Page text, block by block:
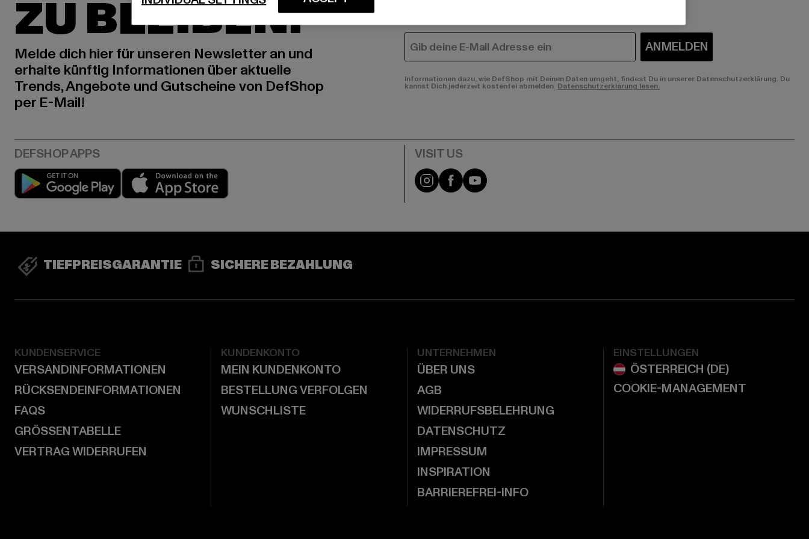
ZU BLEIBEN!
Melde dich hier für unseren Newsletter an und
erhalte künftig Informationen über aktuelle
Trends, Angebote und Gutscheine von DefShop
per E-Mail!
E-MAIL ANMELDEN
Informationen dazu, wie DefShop mit Deinen Daten umgeht, findest Du in unserer Datenschutzerklärung. Du
kannst Dich jederzeit kostenfei abmelden. Datenschutzerklärung lesen.
Play market Visit our Instagram page:
Visit our Facebook page:
Visit our YouTube channel:
TIEFPREISGARANTIE SICHERE BEZAHLUNG
KUNDENSERVICE
VERSANDINFORMATIONEN
RÜCKSENDEINFORMATIONEN
FAQS
GRÖSSENTABELLE
VERTRAG WIDERRUFEN
KUNDENKONTO
MEIN KUNDENKONTO
BESTELLUNG VERFOLGEN
WUNSCHLISTE
UNTERNEHMEN
ÜBER UNS
AGB
WIDERRUFSBELEHRUNG
DATENSCHUTZ
IMPRESSUM
INSPIRATION
BARRIEREFREI-INFO
EINSTELLUNGEN
COOKIE-MANAGEMENT